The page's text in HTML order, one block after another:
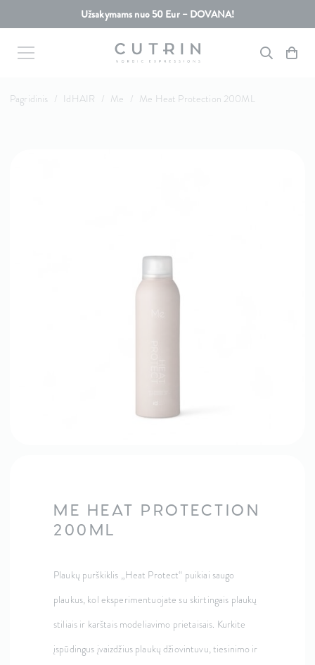
Užsakymams nuo 50 Eur – DOVANA!
Pagridinis / IdHAIR / Me / Me Heat Protection 200ML
ME HEAT PROTECTION
200ML
Plaukų purškiklis „Heat Protect“ puikiai saugo
plaukus, kol eksperimentuojate su skirtingais plaukų
stiliais ir karštais modeliavimo prietaisais. Kurkite
įspūdingus įvaizdžius plaukų džiovintuvu, tiesinimo ir